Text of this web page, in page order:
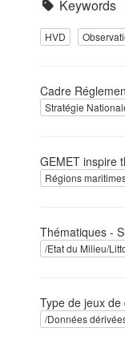
Keywords
HVD
Cadre
Stratégie
GEMET inspire
Régions
Thématiques -
/Etat du Milieu/
Type de jeux de
/Données